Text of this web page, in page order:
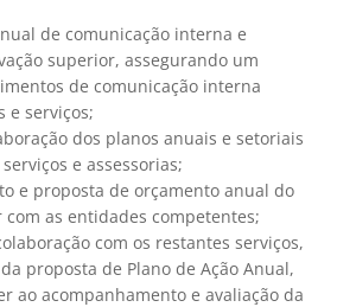
de comunicação interna e
superior, assegurando um
de comunicação interna
e serviços;
dos planos anuais e setoriais
e assessorias;
e proposta de orçamento anual do
com as entidades competentes;
com os restantes serviços,
proposta de Plano de Ação Anual,
ao acompanhamento e avaliação da